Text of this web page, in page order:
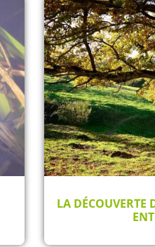
LA DÉCOUVERTE